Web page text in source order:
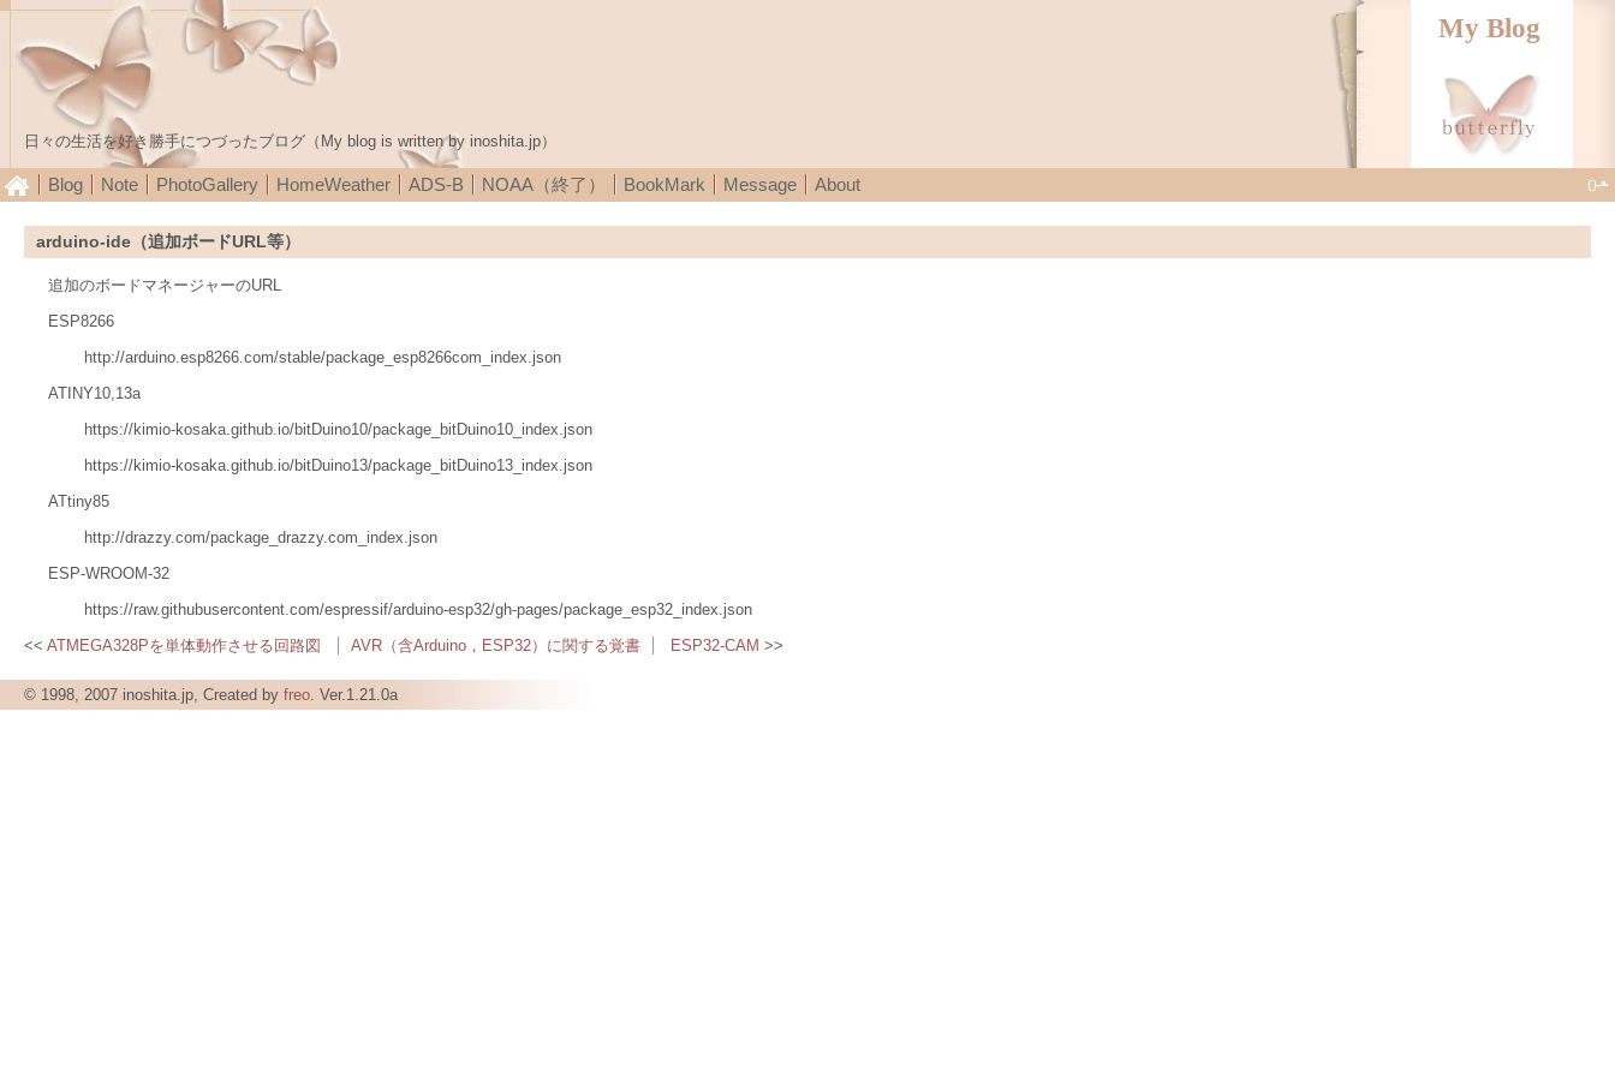
My Blog
日々の生活を好き勝手につづったブログ（My blog is written by inoshita.jp）
Blog Note PhotoGallery HomeWeather ADS-B NOAA（終了） BookMark Message About
arduino-ide（追加ボードURL等）
追加のボードマネージャーのURL
ESP8266
http://arduino.esp8266.com/stable/package_esp8266com_index.json
ATINY10,13a
https://kimio-kosaka.github.io/bitDuino10/package_bitDuino10_index.json
https://kimio-kosaka.github.io/bitDuino13/package_bitDuino13_index.json
ATtiny85
http://drazzy.com/package_drazzy.com_index.json
ESP-WROOM-32
https://raw.githubusercontent.com/espressif/arduino-esp32/gh-pages/package_esp32_index.json
ATMEGA328Pを単体動作させる回路図
AVR（含Arduino，ESP32）に関する覚書 ESP32-CAM
© 1998, 2007 inoshita.jp, Created by freo. Ver.1.21.0a